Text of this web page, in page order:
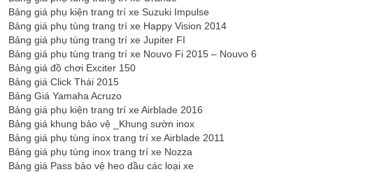
Bảng giá phụ kiện trang trí xe Suzuki Impulse
Bảng giá phụ tùng trang trí xe Happy Vision 2014
Bảng giá phụ tùng trang trí xe Jupiter FI
Bảng giá phụ tùng trang trí xe Nouvo Fi 2015 – Nouvo 6
Bảng giá đồ chơi Exciter 150
Bảng giá Click Thái 2015
Bảng Giá Yamaha Acruzo
Bảng giá phụ kiện trang trí xe Airblade 2016
Bảng giá khung bảo vệ _Khung sườn inox
Bảng giá phụ tùng inox trang trí xe Airblade 2011
Bảng giá phụ tùng inox trang trí xe Nozza
Bảng giá Pass bảo vệ heo dầu các loại xe